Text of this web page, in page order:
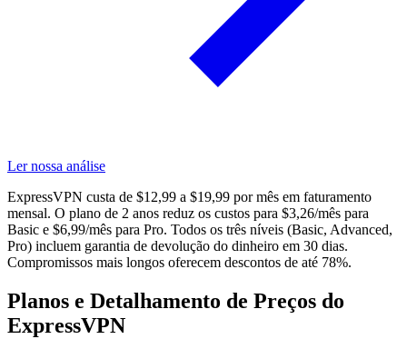
Ler nossa análise
ExpressVPN custa de $12,99 a $19,99 por mês em faturamento
mensal. O plano de 2 anos reduz os custos para $3,26/mês para
Basic e $6,99/mês para Pro. Todos os três níveis (Basic, Advanced,
Pro) incluem garantia de devolução do dinheiro em 30 dias.
Compromissos mais longos oferecem descontos de até 78%.
Planos e Detalhamento de Preços do
ExpressVPN